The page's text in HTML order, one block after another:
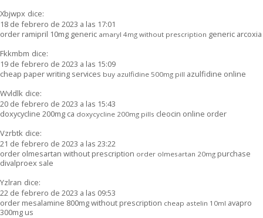
Xbjwpx dice:
18 de febrero de 2023 a las 17:01
order ramipril 10mg generic amaryl 4mg without prescription generic arcoxia
Fkkmbm dice:
19 de febrero de 2023 a las 15:09
cheap paper writing services buy azulfidine 500mg pill azulfidine online
Wvldlk dice:
20 de febrero de 2023 a las 15:43
doxycycline 200mg ca doxycycline 200mg pills cleocin online order
Vzrbtk dice:
21 de febrero de 2023 a las 23:22
order olmesartan without prescription order olmesartan 20mg purchase
divalproex sale
Yzlran dice:
22 de febrero de 2023 a las 09:53
order mesalamine 800mg without prescription cheap astelin 10ml avapro
300mg us